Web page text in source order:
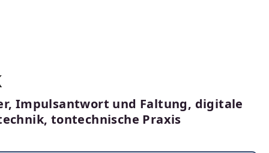
Impulsantwort und Faltung, digitale
tontechnische Praxis